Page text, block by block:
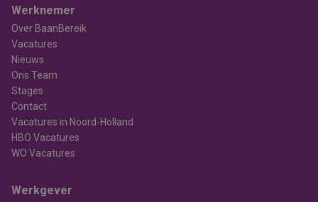
Werknemer
Over BaanBereik
Vacatures
Nieuws
Ons Team
Stages
Contact
Vacatures in Noord-Holland
HBO Vacatures
WO Vacatures
Werkgever